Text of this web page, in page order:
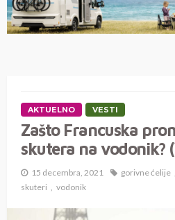
AKTUELNO VESTI
Zašto Francuska
skutera na vodonik?
15 decembra, 2021 gorivne ćelije
skuteri
vodonik